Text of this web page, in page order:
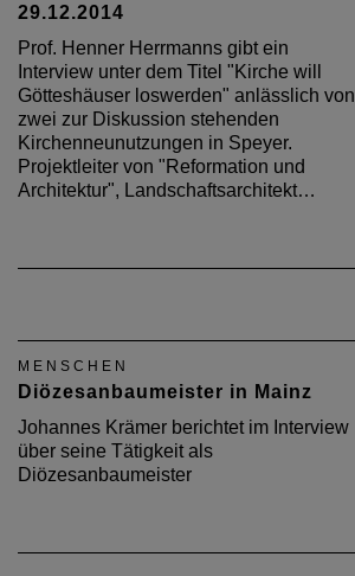
29.12.2014
Prof. Henner Herrmanns gibt ein
Interview unter dem Titel "Kirche will
Götteshäuser loswerden" anlässlich von
zwei zur Diskussion stehenden
Kirchenneunutzungen in Speyer.
Projektleiter von "Reformation und
Architektur", Landschaftsarchitekt…
MENSCHEN
Diözesanbaumeister in Mainz
Johannes Krämer berichtet im Interview
über seine Tätigkeit als
Diözesanbaumeister